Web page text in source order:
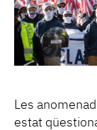
Les
estat